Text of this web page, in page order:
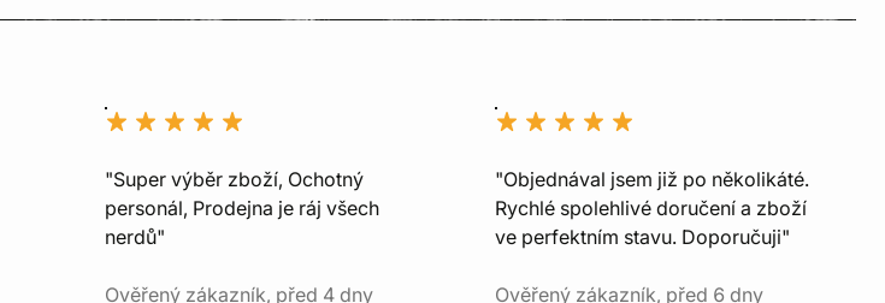
"Super výběr zboží, Ochotný
personál, Prodejna je ráj všech
nerdů"
Ověřený zákazník, před 4 dny
"Objednával jsem již po několikáté.
Rychlé spolehlivé doručení a zboží
ve perfektním stavu. Doporučuji"
Ověřený zákazník, před 6 dny